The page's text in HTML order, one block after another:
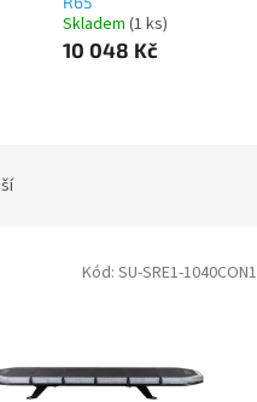
Skladem (1 ks)
10 048 Kč
Kód: SU-SRE1-1040CON1